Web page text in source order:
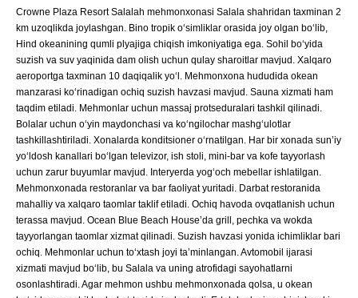
Crowne Plaza Resort Salalah mehmonxonasi Salala shahridan taxminan 2
km uzoqlikda joylashgan. Bino tropik o‘simliklar orasida joy olgan bo‘lib,
Hind okeanining qumli plyajiga chiqish imkoniyatiga ega. Sohil bo‘yida
suzish va suv yaqinida dam olish uchun qulay sharoitlar mavjud. Xalqaro
aeroportga taxminan 10 daqiqalik yo‘l. Mehmonxona hududida okean
manzarasi ko‘rinadigan ochiq suzish havzasi mavjud. Sauna xizmati ham
taqdim etiladi. Mehmonlar uchun massaj protseduralari tashkil qilinadi.
Bolalar uchun o‘yin maydonchasi va ko‘ngilochar mashg‘ulotlar
tashkillashtiriladi. Xonalarda konditsioner o‘rnatilgan. Har bir xonada sunʼiy
yo‘ldosh kanallari bo‘lgan televizor, ish stoli, mini-bar va kofe tayyorlash
uchun zarur buyumlar mavjud. Interyerda yog‘och mebellar ishlatilgan.
Mehmonxonada restoranlar va bar faoliyat yuritadi. Darbat restoranida
mahalliy va xalqaro taomlar taklif etiladi. Ochiq havoda ovqatlanish uchun
terassa mavjud. Ocean Blue Beach Houseʼda grill, pechka va wokda
tayyorlangan taomlar xizmat qilinadi. Suzish havzasi yonida ichimliklar bari
ochiq. Mehmonlar uchun to‘xtash joyi taʼminlangan. Avtomobil ijarasi
xizmati mavjud bo‘lib, bu Salala va uning atrofidagi sayohatlarni
osonlashtiradi. Agar mehmon ushbu mehmonxonada qolsa, u okean